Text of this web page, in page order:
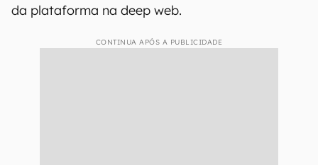
da plataforma na deep web.
CONTINUA APÓS A PUBLICIDADE